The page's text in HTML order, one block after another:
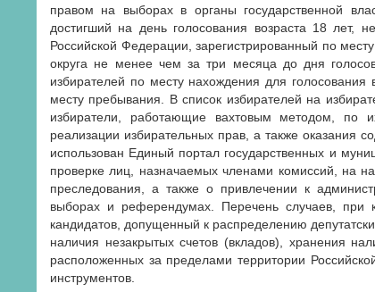
правом на выборах в органы государственной
достигший на день голосования возраста 18 лет,
Российской Федерации, зарегистрированный по
округа не менее чем за три месяца до дня
избирателей по месту нахождения для голосования
месту пребывания. В список избирателей на
избиратели, работающие вахтовым методом, по
реализации избирательных прав, а также оказания
использован Единый портал государственных и
проверке лиц, назначаемых членами комиссий, на
преследования, а также о привлечении к
выборах и референдумах. Перечень случаев, при
кандидатов, допущенный к распределению
наличия незакрытых счетов (вкладов), хранения
расположенных за пределами территории
инструментов.